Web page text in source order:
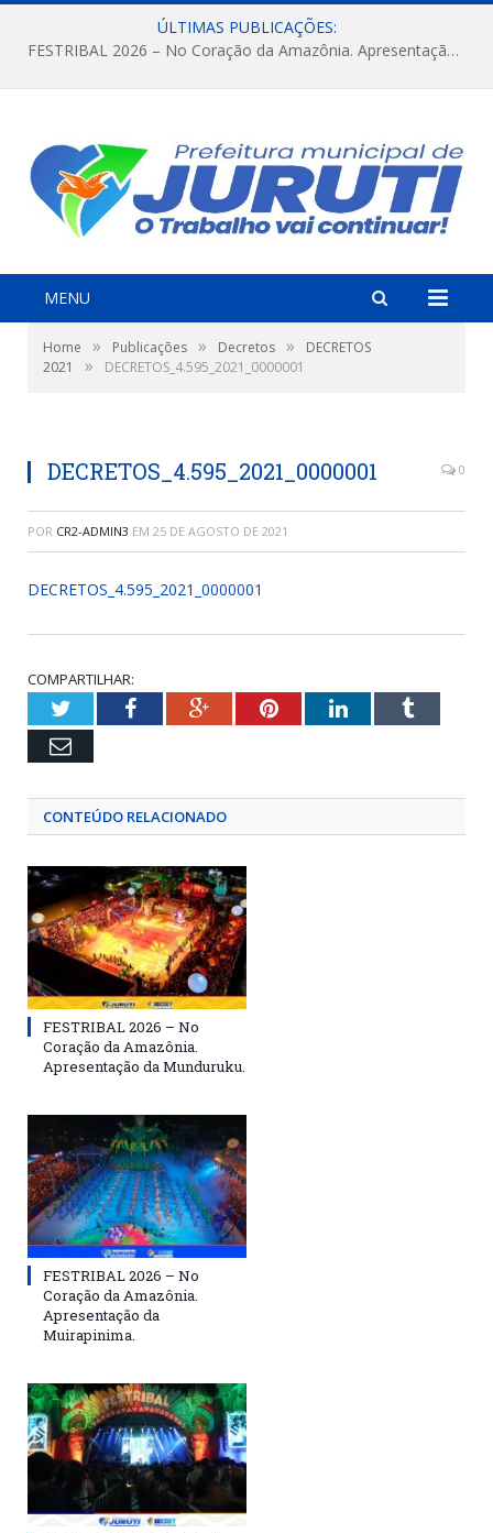
ÚLTIMAS PUBLICAÇÕES:
FESTRIBAL 2026 – No Coração da Amazônia. Apresentação da Munduruku.
MENU
Home » Publicações » Decretos »
DECRETOS
2021
» DECRETOS_4.595_2021_0000001
DECRETOS_4.595_2021_0000001 0
POR CR2-ADMIN3 EM 25 DE AGOSTO DE 2021
DECRETOS_4.595_2021_0000001
COMPARTILHAR:
TwitterFacebookGoogle+PinterestLinkedInTumblr
Email
CONTEÚDO RELACIONADO
FESTRIBAL 2026 – No
Coração da Amazônia.
Apresentação da Munduruku.
FESTRIBAL 2026 – No
Coração da Amazônia.
Apresentação da
Muirapinima.